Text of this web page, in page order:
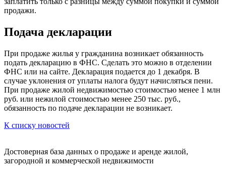
продажи.
Подача декларации
При продаже жилья у гражданина возникает обязанность
подать декларацию в ФНС. Сделать это можно в отделении
ФНС или на сайте. Декларация подается до 1 декабря. В
случае уклонения от уплаты налога будут начисляться пени.
При продаже жилой недвижимостью стоимостью менее 1 млн
руб. или нежилой стоимостью менее 250 тыс. руб.,
обязанность по подаче декларации не возникает.
К списку новостей
Достоверная база данных о продаже и аренде жилой,
загородной и коммерческой недвижимости